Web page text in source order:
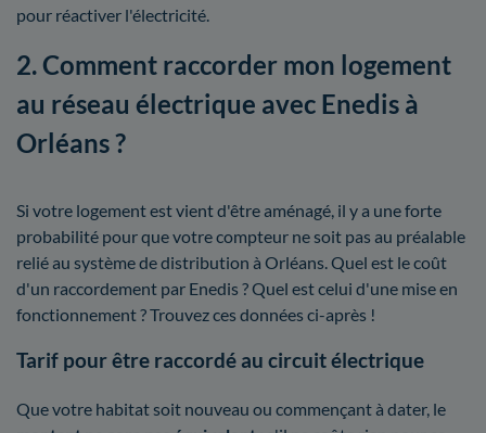
pour réactiver l'électricité.
2. Comment raccorder mon logement
au réseau électrique avec Enedis à
Orléans ?
Si votre logement est vient d'être aménagé, il y a une forte
probabilité pour que votre compteur ne soit pas au préalable
relié au système de distribution à Orléans. Quel est le coût
d'un raccordement par Enedis ? Quel est celui d'une mise en
fonctionnement ? Trouvez ces données ci-après !
Tarif pour être raccordé au circuit électrique
Que votre habitat soit nouveau ou commençant à dater, le